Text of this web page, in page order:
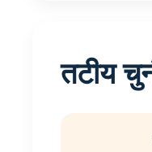
तटीय